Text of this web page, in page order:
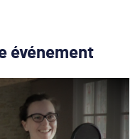
événement